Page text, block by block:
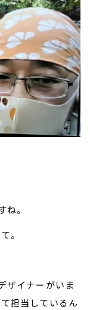
ね。
。
ザイナーがいま
担当しているん